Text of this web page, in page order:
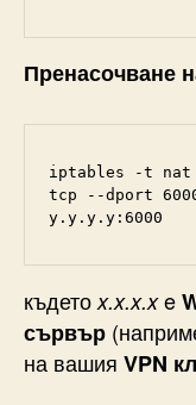
Пренасочване
iptables -t nat -
tcp --dport
y.y.y.y:6000
където x.x.x.xe
сървър
на вашия VPN